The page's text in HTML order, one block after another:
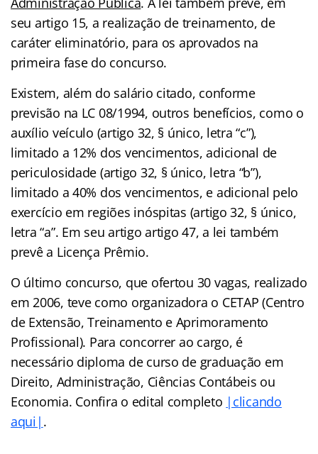
seu artigo 15, a realização de treinamento, de
caráter eliminatório, para os aprovados na
primeira fase do concurso.
Existem, além do salário citado, conforme
previsão na LC 08/1994, outros benefícios, como o
auxílio veículo (artigo 32, § único, letra “c”),
limitado a 12% dos vencimentos, adicional de
periculosidade (artigo 32, § único, letra “b”),
limitado a 40% dos vencimentos, e adicional pelo
exercício em regiões inóspitas (artigo 32, § único,
letra “a”. Em seu artigo artigo 47, a lei também
prevê a Licença Prêmio.
O último concurso, que ofertou 30 vagas, realizado
em 2006, teve como organizadora o CETAP (Centro
de Extensão, Treinamento e Aprimoramento
Profissional). Para concorrer ao cargo, é
necessário diploma de curso de graduação em
Direito, Administração, Ciências Contábeis ou
Economia. Confira o edital completo |clicando
aqui| .